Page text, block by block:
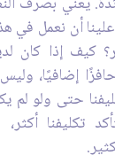
علينا أن نعمل في
كيف إذا كان
إضافيًا،
حتى ولو لم
تكليفنا